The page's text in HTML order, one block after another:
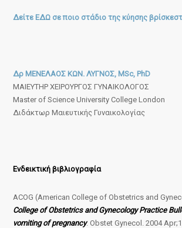
Δείτε ΕΔΩ σε ποιο στάδιο της κύησης
Δρ ΜΕΝΕΛΑΟΣ ΚΩΝ. ΛΥΓΝΟΣ, MSc, PhD
ΜΑΙΕΥΤΗΡ ΧΕΙΡΟΥΡΓΟΣ ΓΥΝΑΙΚΟΛΟΓΟΣ
Master of Science University College London
Διδάκτωρ Μαιευτικής Γυναικολογίας
Ενδεικτική βιβλιογραφία
ACOG (American College of Obstetrics and
College of Obstetrics and Gynecology Practice
vomiting of pregnancy. Obstet Gynecol. 2004